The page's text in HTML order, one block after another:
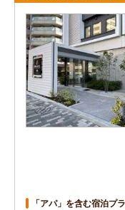
「アパ」を含む宿泊プ